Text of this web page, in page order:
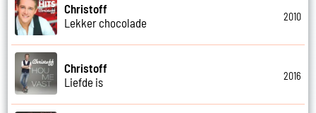
Christoff
Lekker chocolade
2010
Christoff
Liefde is
2016